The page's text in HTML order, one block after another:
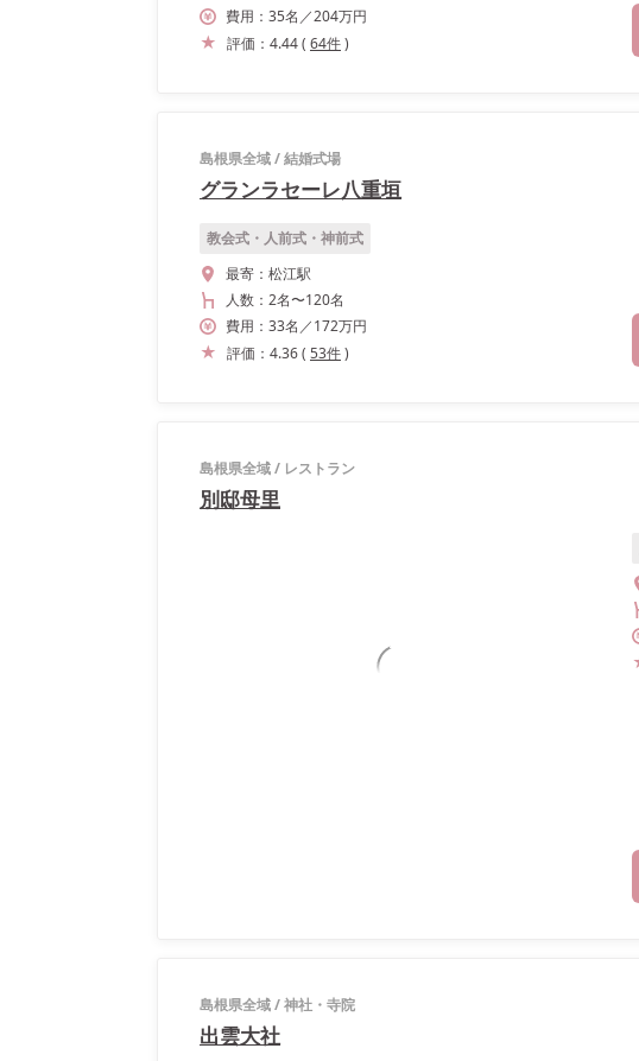
費用： 35名 ／204万円
評価： 4.44( 64件)
島根県全域/結婚式場
グランラセーレ八重垣
教会式・人前式・神前式
最寄： 松江駅
人数： 2名〜120名
費用： 33名 ／172万円
評価： 4.36( 53件)
島根県全域/ レストラン
別邸母里
島根県全域/神社・寺院
出雲大社